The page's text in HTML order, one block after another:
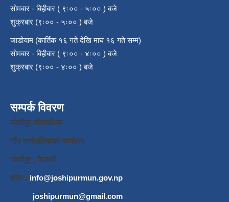
सोमबार - बिहीबार ( ९ः०० - ५ः०० ) बजे
शुक्रबार (९ः०० - ५ः०० ) बजे
जाडोयाम (कार्तिक १६ गते देखि माघ १६ गते सम्म)
सोमबार - बिहीबार ( ९ः०० - ४ः०० ) बजे
शुक्रबार (९ः०० - ४ः०० ) बजे
सम्पर्क विवरण
जाेशीपुर गाँउपालिका
गाँउ कार्यपालिकाकाे कार्यालय
जाेशीपुर , कैलाली
इमेल : info@joshipurmun.gov.np
joshipurmun@gmail.com